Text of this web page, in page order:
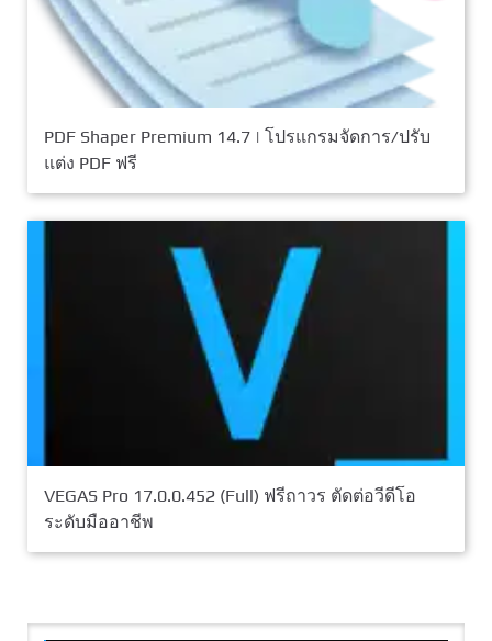
PDF Shaper Premium 14.7 | โปรแกรมจัดการ/ปรับ
แต่ง PDF ฟรี
VEGAS Pro 17.0.0.452 (Full) ฟรีถาวร ตัดต่อวีดีโอ
ระดับมืออาชีพ